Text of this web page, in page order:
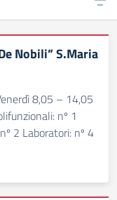
Nobili” S.Maria
8,05 – 14,05
nº 1
2 Laboratori: nº 4